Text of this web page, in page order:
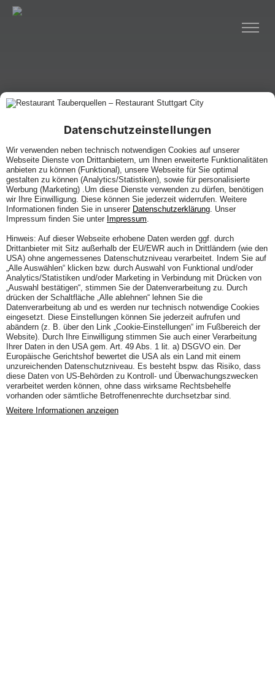
Datenschutzeinstellungen
Wir verwenden neben technisch notwendigen Cookies auf unserer
Webseite Dienste von Drittanbietern, um Ihnen erweiterte Funktionalitäten
anbieten zu können (Funktional), unsere Webseite für Sie optimal
gestalten zu können (Analytics/Statistiken), sowie für personalisierte
Werbung (Marketing) .Um diese Dienste verwenden zu dürfen, benötigen
wir Ihre Einwilligung. Diese können Sie jederzeit widerrufen. Weitere
Informationen finden Sie in unserer Datenschutzerklärung. Unser
Impressum finden Sie unter Impressum.
Hinweis: Auf dieser Webseite erhobene Daten werden ggf. durch
Drittanbieter mit Sitz außerhalb der EU/EWR auch in Drittländern (wie den
USA) ohne angemessenes Datenschutzniveau verarbeitet. Indem Sie auf
„Alle Auswählen“ klicken bzw. durch Auswahl von Funktional und/oder
Analytics/Statistiken und/oder Marketing in Verbindung mit Drücken von
„Auswahl bestätigen“, stimmen Sie der Datenverarbeitung zu. Durch
drücken der Schaltfläche „Alle ablehnen“ lehnen Sie die
Datenverarbeitung ab und es werden nur technisch notwendige Cookies
eingesetzt. Diese Einstellungen können Sie jederzeit aufrufen und
abändern (z. B. über den Link „Cookie-Einstellungen“ im Fußbereich der
Website). Durch Ihre Einwilligung stimmen Sie auch einer Verarbeitung
Ihrer Daten in den USA gem. Art. 49 Abs. 1 lit. a) DSGVO ein. Der
Europäische Gerichtshof bewertet die USA als ein Land mit einem
unzureichenden Datenschutzniveau. Es besteht bspw. das Risiko, dass
diese Daten von US-Behörden zu Kontroll- und Überwachungszwecken
verarbeitet werden können, ohne dass wirksame Rechtsbehelfe
vorhanden oder sämtliche Betroffenenrechte durchsetzbar sind.
Weitere Informationen anzeigen